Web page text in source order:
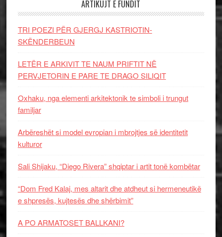
ARTIKUJT E FUNDIT
TRI POEZI PËR GJERGJ KASTRIOTIN-
SKËNDERBEUN
LETËR E ARKIVIT TE NAUM PRIFTIT NË
PERVJETORIN E PARE TE DRAGO SILIQIT
Oxhaku, nga elementi arkitektonik te simboli i trungut
familjar
Arbëreshët si model evropian i mbrojtjes së identitetit
kulturor
Sali Shijaku, “Diego Rivera” shqiptar i artit tonë kombëtar
“Dom Fred Kalaj, mes altarit dhe atdheut si hermeneutikë
e shpresës, kujtesës dhe shërbimit”
A PO ARMATOSET BALLKANI?